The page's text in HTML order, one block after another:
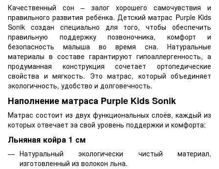
Качественный сон – залог хорошего самочувствия и
правильного развития ребёнка. Детский матрас Purple Kids
Sonik создан специально для того, чтобы обеспечить
правильную поддержку позвоночника, комфорт и
безопасность малыша во время сна. Натуральные
материалы в составе гарантируют гипоаллергенность, а
продуманная конструкция сочетает ортопедические
свойства и мягкость. Это матрас, который объединяет
экологичность, удобство и долговечность.
Наполнение матраса Purple Kids Sonik
Матрас состоит из двух функциональных слоёв, каждый из
которых отвечает за свой уровень поддержки и комфорта:
Льняная койра 1 см
Натуральный экологически чистый материал,
изготовленный из волокон льна.